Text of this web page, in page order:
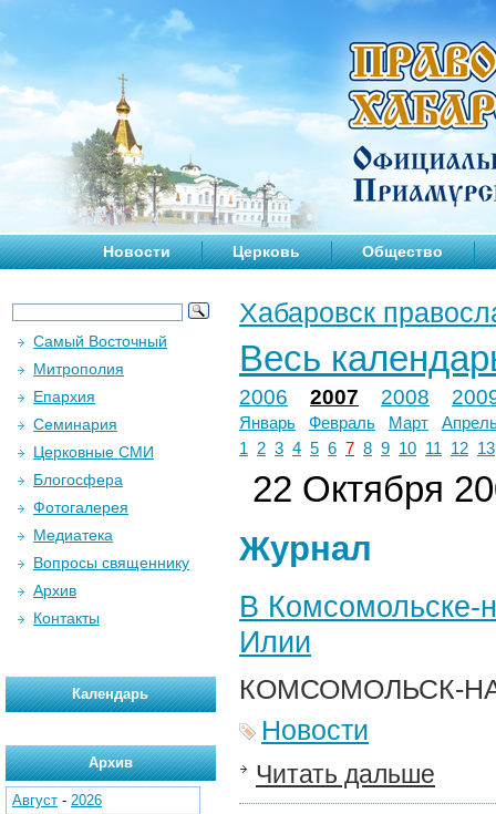
Новости Церковь Общество
Хабаровск
Весь
2006 2007 2008
Январь Февраль Март
1
2 3 4 5 6 7 8 9 10 11 12 13
22 Октября
Журнал
В Комсомольске-
Илии
КОМСОМОЛЬСК-
Новости
Читать дальше
Самый Восточный
Митрополия
Епархия
Семинария
Церковные СМИ
Блогосфера
Фотогалерея
Медиатека
Вопросы священнику
Архив
Контакты
Календарь
Архив
Август - 2026